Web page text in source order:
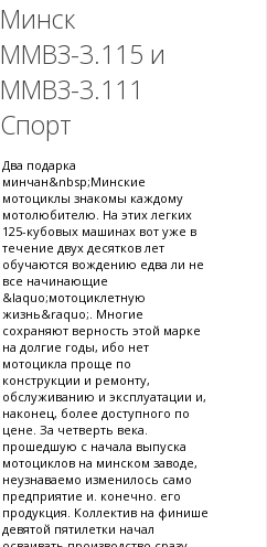
Минск
ММВЗ-3.115 и
ММВЗ-3.111
Спорт
Два подарка
минчан&nbsp;Минские
мотоциклы знакомы каждому
мотолюбителю. На этих легких
125-кубовых машинах вот уже в
течение двух десятков лет
обучаются вождению едва ли не
все начинающие
&laquo;мотоциклетную
жизнь&raquo;. Многие
сохраняют верность этой марке
на долгие годы, ибо нет
мотоцикла проще по
конструкции и ремонту,
обслуживанию и эксплуатации и,
наконец, более доступного по
цене. За четверть века.
прошедшую с начала выпуска
мотоциклов на минском заводе,
неузнаваемо изменилось само
предприятие и. конечно. его
продукция. Коллектив на финише
девятой пятилетки начал